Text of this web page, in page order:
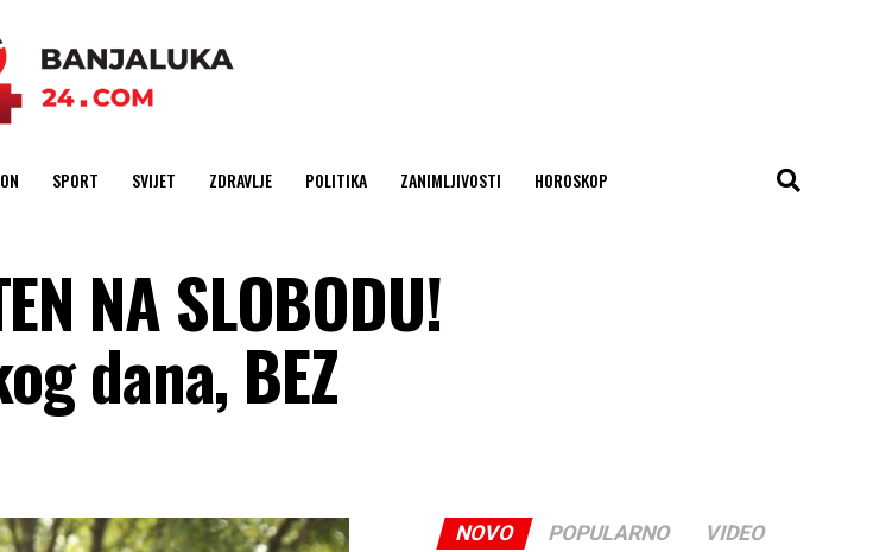
SPORT SVIJET ZDRAVLJE POLITIKA ZANIMLJIVOSTI HOROSKOP
NA SLOBODU!
dana, BEZ
NOVO POPULARNO VIDEO